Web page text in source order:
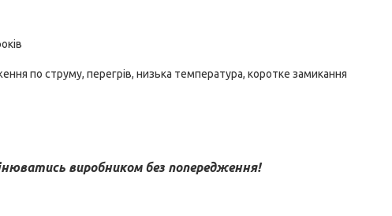
по струму, перегрів, низька температура, коротке замикання
виробником без попередження!